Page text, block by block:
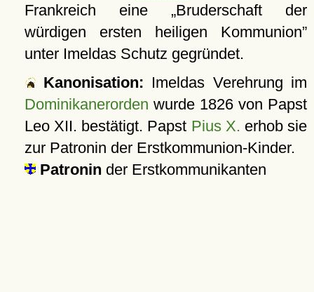
Frankreich eine
Bruderschaft der
würdigen ersten heiligen Kommunion
unter Imeldas Schutz gegründet.
Kanonisation: Imeldas Verehrung im
Dominikanerorden wurde 1826von Papst
Leo XII. bestätigt. Papst Pius X. erhob sie
zur Patronin der Erstkommunion-Kinder.
Patronin der Erstkommunikanten